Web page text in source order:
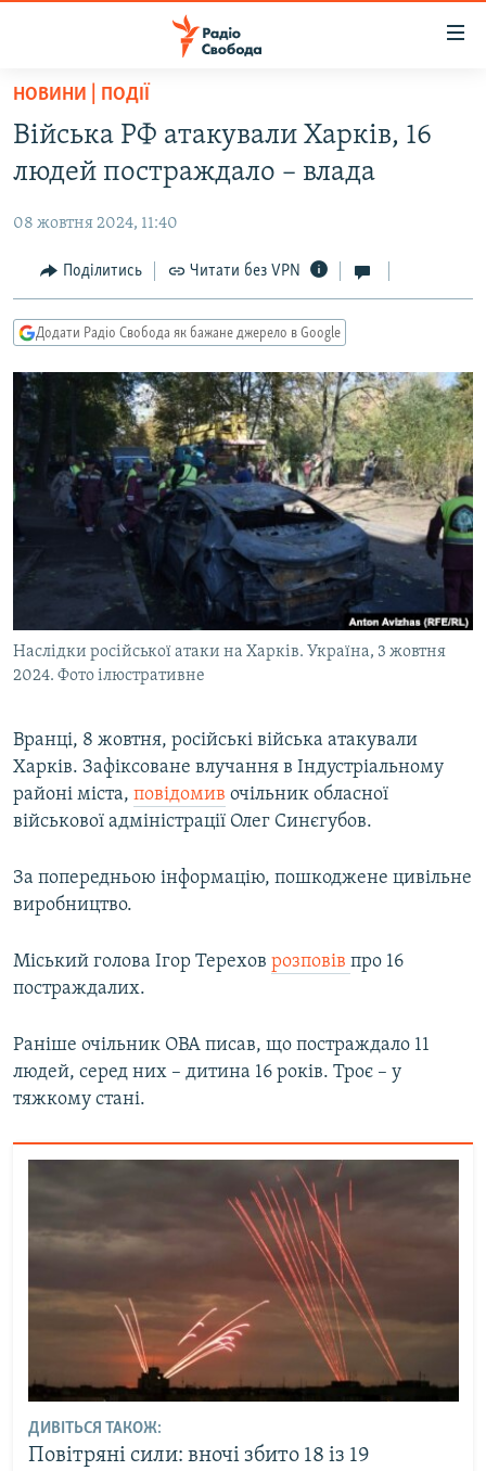
Перейти
основного
матеріалу
до
навігації
Перейти
до
ПОЛІТИКА
ЕКОНОМІКА
КУЛЬТУРА
СПОРТ
СВІТ
ВІЙНА
РОСІЙСЬКА «ФІЛЬТРАЦІЯ»
КРИМ.РЕАЛІЇ
ТИ ЯК?
СХЕМИ
КИТАЙ.ВИКЛИКИ
МУЛЬТИМЕДІА
ФОТО
СПЕЦПРОЄКТИ
ПОДКАСТИ
КРИМ РЕАЛІЇ
УКР
КТАТ
Усі сайти RFE/RL
НОВИНИ | ПОДІЇ
Війська РФ атакували Харків, 16
людей постраждало – влада
08 жовтня 2024, 11:40
Поділитись Читати без VPN
Додати Радіо Свобода як бажане джерело в Google
Наслідки російської атаки на Харків. Україна, 3 жовтня
2024. Фото ілюстративне
Вранці, 8 жовтня, російські війська атакували
Харків. Зафіксоване влучання в Індустріальному
районі міста, повідомив очільник обласної
військової адміністрації Олег Синєгубов.
За попередньою інформацію, пошкоджене цивільне
виробництво.
Міський голова Ігор Терехов розповів про 16
постраждалих.
Раніше очільник ОВА писав, що постраждало 11
людей, серед них – дитина 16 років. Троє – у
тяжкому стані.
ДИВІТЬСЯ ТАКОЖ:
Повітряні сили: вночі збито 18 із 19